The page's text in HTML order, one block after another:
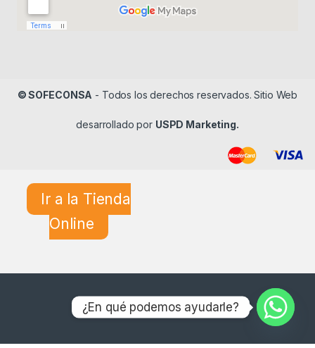
© SOFECONSA - Todos los derechos reservados. Sitio Web
desarrollado por USPD Marketing.
Ir a la Tienda
Online
¿En qué podemos ayudarle?